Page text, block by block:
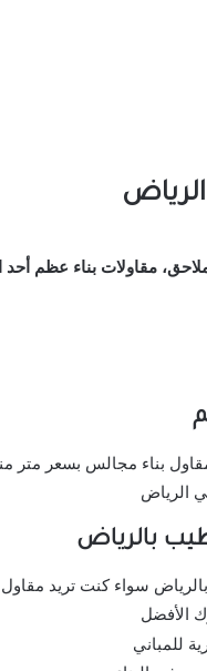
مقاولات بناء عظم
بناء مجالس بسعر متر
الرياض
بالرياض
سواء كنت تريد
الأفضل